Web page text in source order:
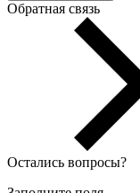
Обратная связь
Остались вопросы?